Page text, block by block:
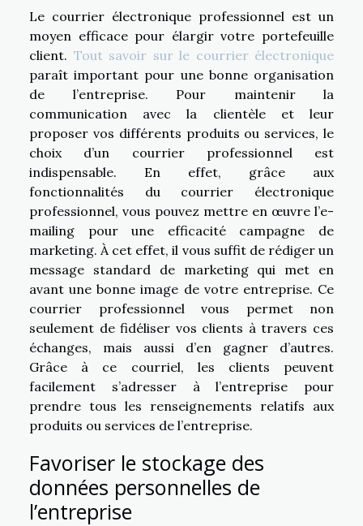
Le courrier électronique professionnel est un
moyen efficace pour élargir votre portefeuille
client. Tout savoir sur le courrier électronique
paraît important pour une bonne organisation
de l’entreprise. Pour maintenir la
communication avec la clientèle et leur
proposer vos différents produits ou services, le
choix d’un courrier professionnel est
indispensable. En effet, grâce aux
fonctionnalités du courrier électronique
professionnel, vous pouvez mettre en œuvre l’e-
mailing pour une efficacité campagne de
marketing. À cet effet, il vous suffit de rédiger un
message standard de marketing qui met en
avant une bonne image de votre entreprise. Ce
courrier professionnel vous permet non
seulement de fidéliser vos clients à travers ces
échanges, mais aussi d’en gagner d’autres.
Grâce à ce courriel, les clients peuvent
facilement s’adresser à l’entreprise pour
prendre tous les renseignements relatifs aux
produits ou services de l’entreprise.
Favoriser le stockage des
données personnelles de
l’entreprise